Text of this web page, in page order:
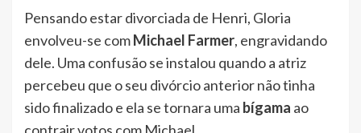
Pensando estar divorciada de Henri, Gloria
envolveu-se comMichael Farmer, engravidando
dele. Uma confusão se instalou quando a atriz
percebeu que o seu divórcio anterior não tinha
sido finalizado e ela se tornara uma bígama ao